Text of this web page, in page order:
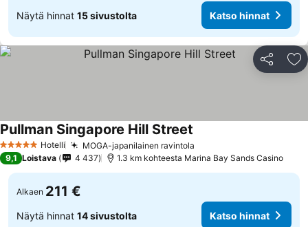
Näytä hinnat 15 sivustolta Katso hinnat
Jaa
5 Tähtiluokitus
Hotelli MOGA-japanilainen ravintola
Pullman Singapore Hill Street
9,1 Loistava 4 437 1.3 km kohteesta Marina Bay Sands Casino
Alkaen 211 €
Näytä hinnat 14 sivustolta Katso hinnat